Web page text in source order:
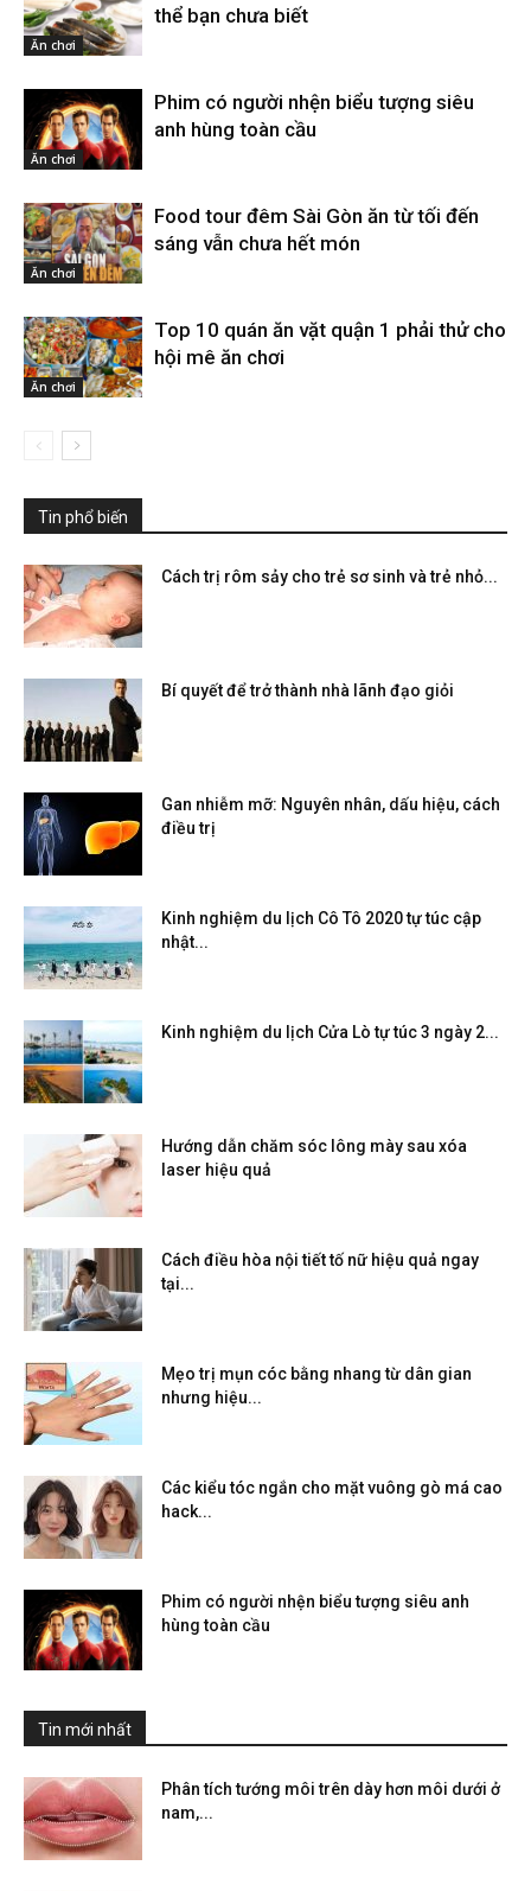
Ăn chơi
thể bạn chưa biết
Ăn chơi
Phim có người nhện biểu tượng siêu
anh hùng toàn cầu
Ăn chơi
Food tour đêm Sài Gòn ăn từ tối đến
sáng vẫn chưa hết món
Ăn chơi
Top 10 quán ăn vặt quận 1 phải thử cho
hội mê ăn chơi
Tin phổ biến
Cách trị rôm sảy cho trẻ sơ sinh và trẻ nhỏ...
Bí quyết để trở thành nhà lãnh đạo giỏi
Gan nhiễm mỡ: Nguyên nhân, dấu hiệu, cách
điều trị
Kinh nghiệm du lịch Cô Tô 2020 tự túc cập
nhật...
Kinh nghiệm du lịch Cửa Lò tự túc 3 ngày 2...
Hướng dẫn chăm sóc lông mày sau xóa
laser hiệu quả
Cách điều hòa nội tiết tố nữ hiệu quả ngay
tại...
Mẹo trị mụn cóc bằng nhang từ dân gian
nhưng hiệu...
Các kiểu tóc ngắn cho mặt vuông gò má cao
hack...
Phim có người nhện biểu tượng siêu anh
hùng toàn cầu
Tin mới nhất
Phân tích tướng môi trên dày hơn môi dưới ở
nam,...